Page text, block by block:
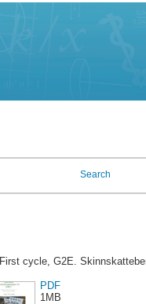
Search
First cycle, G2E.
PDF
1MB